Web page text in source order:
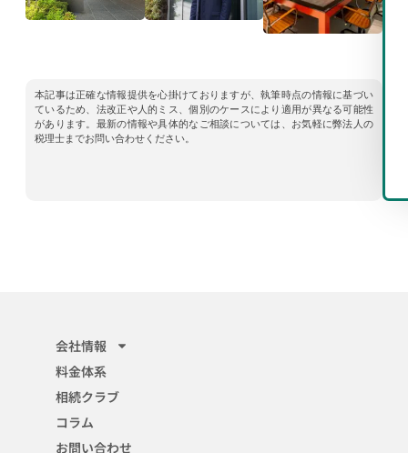
本記事は正確な情報提供を心掛けておりますが、執筆時点の情報に基づい
ているため、法改正や人的ミス、個別のケースにより適用が異なる可能性
があります。最新の情報や具体的なご相談については、お気軽に弊法人の
税理士までお問い合わせください。
会社情報
料金体系
相続クラブ
コラム
お問い合わせ